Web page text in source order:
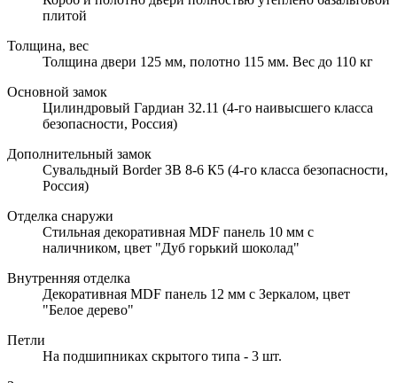
плитой
Толщина, вес
Толщина двери 125 мм, полотно 115 мм. Вес до 110 кг
Основной замок
Цилиндровый Гардиан 32.11 (4-го наивысшего класса
безопасности, Россия)
Дополнительный замок
Сувальдный Border ЗВ 8-6 К5 (4-го класса безопасности,
Россия)
Отделка снаружи
Стильная декоративная MDF панель 10 мм с
наличником, цвет "Дуб горький шоколад"
Внутренняя отделка
Декоративная MDF панель 12 мм с Зеркалом, цвет
"Белое дерево"
Петли
На подшипниках скрытого типа - 3 шт.